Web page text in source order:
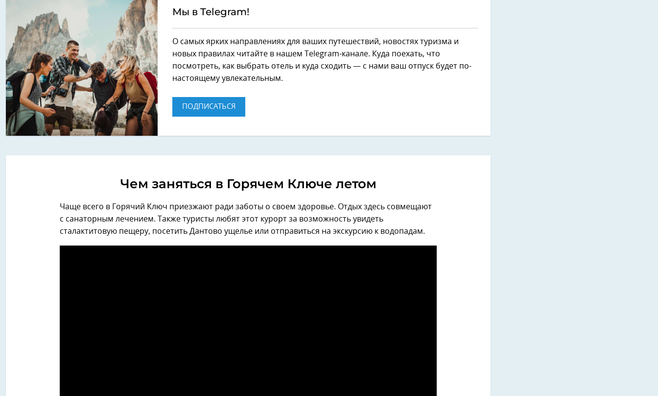
Мы в Telegram!
О самых ярких направлениях для ваших путешествий, новостях туризма и
новых правилах читайте в нашем Telegram-канале. Куда поехать, что
посмотреть, как выбрать отель и куда сходить — с нами ваш отпуск будет по-
настоящему увлекательным.
ПОДПИСАТЬСЯ
Чем заняться в Горячем Ключе летом
Чаще всего в Горячий Ключ приезжают ради заботы о своем здоровье. Отдых здесь совмещают
с санаторным лечением. Также туристы любят этот курорт за возможность увидеть
сталактитовую пещеру, посетить Дантово ущелье или отправиться на экскурсию к водопадам.